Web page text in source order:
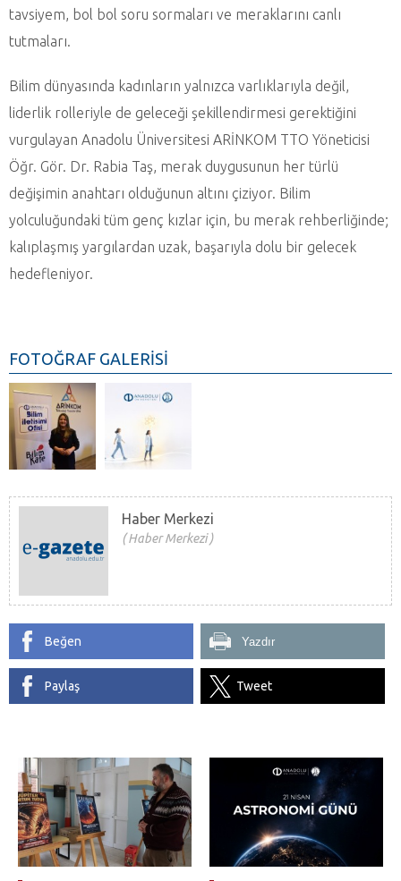
tavsiyem, bol bol soru sormaları ve meraklarını canlı
tutmaları.
Bilim dünyasında kadınların yalnızca varlıklarıyla değil,
liderlik rolleriyle de geleceği şekillendirmesi gerektiğini
vurgulayan Anadolu Üniversitesi ARİNKOM TTO Yöneticisi
Öğr. Gör. Dr. Rabia Taş, merak duygusunun her türlü
değişimin anahtarı olduğunun altını çiziyor. Bilim
yolculuğundaki tüm genç kızlar için, bu merak rehberliğinde;
kalıplaşmış yargılardan uzak, başarıyla dolu bir gelecek
hedefleniyor.
FOTOĞRAF GALERİSİ
Haber Merkezi
Haber Merkezi
Beğen Yazdır
Paylaş Tweet